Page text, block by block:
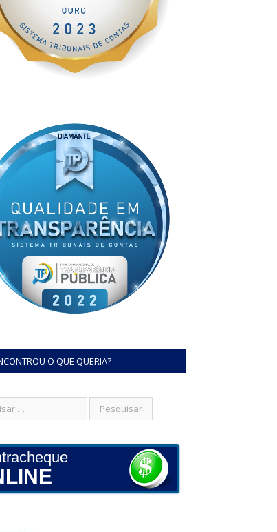
O QUE QUERIA?